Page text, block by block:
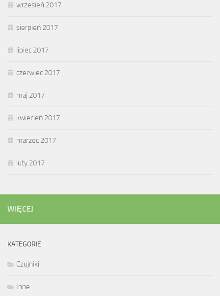
wrzesień 2017
sierpień 2017
lipiec 2017
czerwiec 2017
maj 2017
kwiecień 2017
marzec 2017
luty 2017
WIĘCEJ
KATEGORIE
Czujniki
Inne